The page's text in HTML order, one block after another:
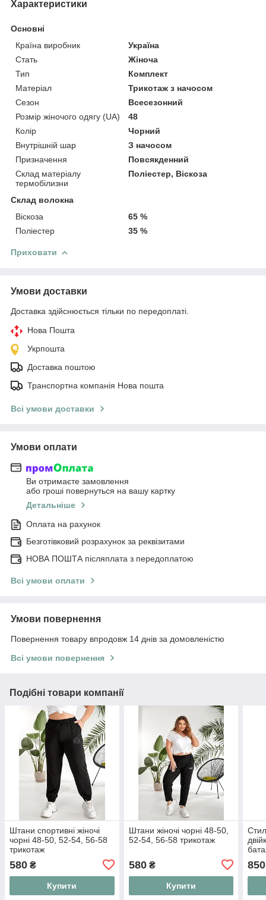
Характеристики
Основні
Країна виробник
Україна
Стать
Жіноча
Тип
Комплект
Матеріал
Трикотаж з начосом
Сезон
Всесезонний
Розмір жіночого одягу (UA)
48
Колір
Чорний
Внутрішній шар
З начосом
Призначення
Повсякденний
Склад матеріалу
термобілизни
Поліестер, Віскоза
Склад волокна
Віскоза
65 %
Поліестер
35 %
Приховати
Умови доставки
Доставка здійснюється тільки по передоплаті.
Нова Пошта
Укрпошта
Доставка поштою
Транспортна компанія Нова пошта
Всі умови доставки
Умови оплати
Ви отримаєте замовлення
або гроші повернуться на вашу картку
Детальніше
Оплата на рахунок
Безготівковий розрахунок за реквізитами
НОВА ПОШТА післяплата з передоплатою
Всі умови оплати
Умови повернення
Повернення товару впродовж 14 днів за домовленістю
Всі умови повернення
Подібні товари компанії
Штани спортивні жіночі
чорні 48-50, 52-54, 56-58
трикотаж
580 ₴
Купити
Штани жіночі чорні 48-50,
52-54, 56-58 трикотаж
580₴
Купити
850